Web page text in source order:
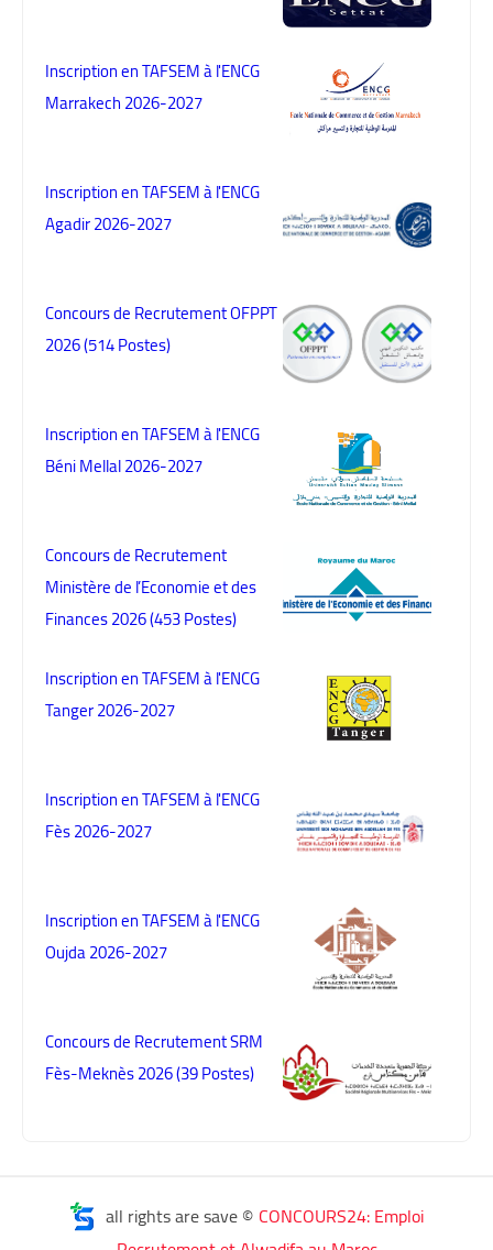
Inscription en TAFSEM à l'ENCG
Marrakech 2026-2027
Inscription en TAFSEM à l'ENCG
Agadir 2026-2027
Concours de Recrutement OFPPT
2026 (514 Postes)
Inscription en TAFSEM à l'ENCG
Béni Mellal 2026-2027
Concours de Recrutement
Ministère de l’Economie et des
Finances 2026 (453 Postes)
Inscription en TAFSEM à l'ENCG
Tanger 2026-2027
Inscription en TAFSEM à l'ENCG
Fès 2026-2027
Inscription en TAFSEM à l'ENCG
Oujda 2026-2027
Concours de Recrutement SRM
Fès-Meknès 2026 (39 Postes)
all rights are save © CONCOURS24: Emploi